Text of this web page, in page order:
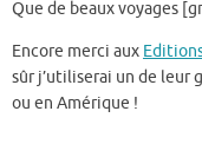
Que de beaux voyages
Encore merci aux
sûr j’utiliserai un de leur
ou en Amérique !